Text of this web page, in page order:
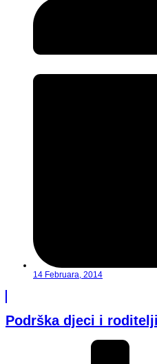
14 Februara, 2014
Podrška djeci i